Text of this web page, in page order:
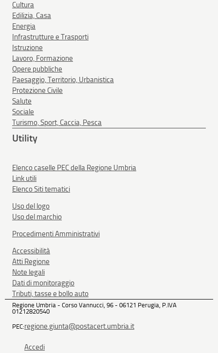
Cultura
Edilizia, Casa
Energia
Infrastrutture e Trasporti
Istruzione
Lavoro, Formazione
Opere pubbliche
Paesaggio, Territorio, Urbanistica
Protezione Civile
Salute
Sociale
Turismo, Sport, Caccia, Pesca
Utility
Elenco caselle PEC della Regione Umbria
Link utili
Elenco Siti tematici
Uso del logo
Uso del marchio
Procedimenti Amministrativi
Accessibilità
Atti Regione
Note legali
Dati di monitoraggio
Tributi, tasse e bollo auto
Regione Umbria - Corso Vannucci, 96 - 06121 Perugia, P.IVA
01212820540
PEC:regione.giunta@postacert.umbria.it
Accedi